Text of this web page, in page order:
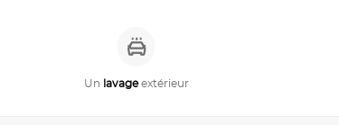
Un lavageextérieur